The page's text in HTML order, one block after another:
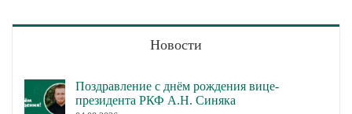
Новости
Поздравление с днём рождения вице-
президента РКФ А.Н. Синяка